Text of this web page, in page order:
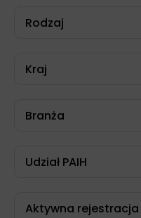
Rodzaj
Kraj
Branża
Udział PAIH
Aktywna rejestracja